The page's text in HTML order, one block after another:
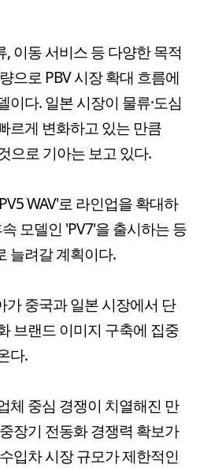
이동 서비스 등 다양한 목적
으로 PBV 시장 확대 흐름에
이다. 일본 시장이 물류·도심
르게 변화하고 있는 만큼
으로 기아는 보고 있다.
WAV'로 라인업을 확대하
모델인 'PV7'을 출시하는 등
늘려갈 계획이다.
가 중국과 일본 시장에서 단
브랜드 이미지 구축에 집중
다.
체 중심 경쟁이 치열해진 만
장기 전동화 경쟁력 확보가
입차 시장 규모가 제한적인